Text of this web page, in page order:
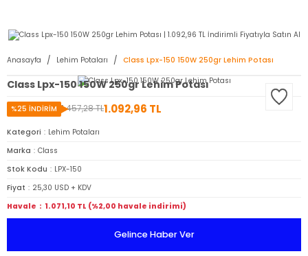
Anasayfa Lehim Potaları Class Lpx-150 150W 250gr Lehim Potası
Class Lpx-150 150W 250gr Lehim Potası
1.457,28 TL1.092,96 TL
%25 İNDİRİM
Kategori
Lehim Potaları
Marka
Class
Stok Kodu
LPX-150
Fiyat
25,30 USD + KDV
Havale
1.071,10 TL (%2,00 havale indirimi)
Gelince Haber Ver